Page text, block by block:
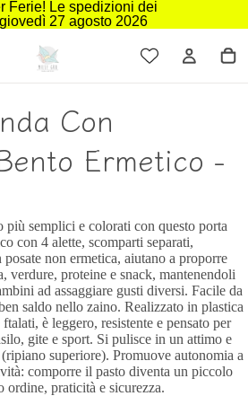
Ferie! Le spedizioni dei
27 agosto 2026
Con
Ermetico -
più semplici e colorati con questo porta
con 4 alette, scomparti separati,
non ermetica, aiutano a proporre
verdure, proteine e snack, mantenendoli
ad assaggiare gusti diversi. Facile da
saldo nello zaino. Realizzato in plastica
è leggero, resistente e pensato per
gite e sport. Si pulisce in un attimo e
superiore). Promuove autonomia a
comporre il pasto diventa un piccolo
praticità e sicurezza.